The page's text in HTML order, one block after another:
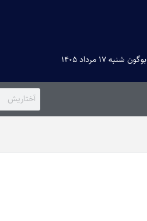
بوگون شنبه ۱۷ مرداد ۱۴۰۵